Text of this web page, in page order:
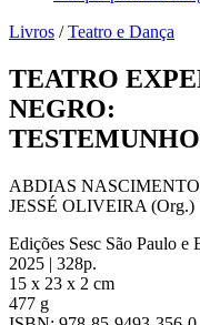
Livros /Teatro e Dança
TEATRO
NEGRO:
ABDIAS
JESSÉ OLIVEIRA (Org.)
Edições Sesc São Paulo e
2025 | 328p.
15 x 23 x 2 cm
477 g